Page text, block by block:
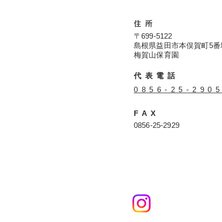
住所
〒699-5122
島根県益田市本俣賀町5番
​​梅賀山保育園
代表電話
​0856-25-
FAX
​0856-25-2929